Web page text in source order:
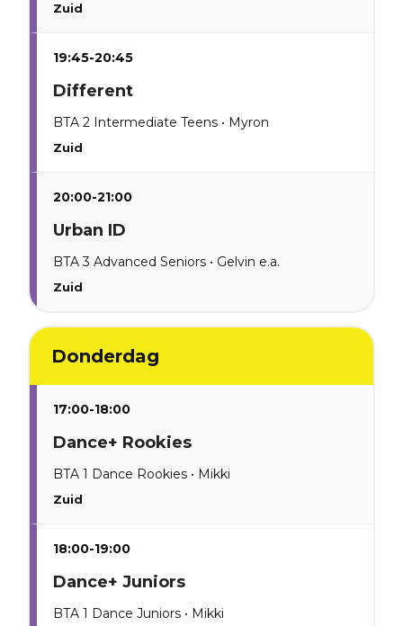
Zuid
19:45-20:45
Different
BTA 2 Intermediate Teens • Myron
Zuid
20:00-21:00
Urban ID
BTA 3 Advanced Seniors • Gelvin e.a.
Zuid
Donderdag
17:00-18:00
Dance+ Rookies
BTA 1 Dance Rookies • Mikki
Zuid
18:00-19:00
Dance+ Juniors
BTA 1 Dance Juniors • Mikki